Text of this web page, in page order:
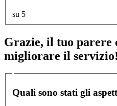
su 5
Grazie, il tuo parere
migliorare il servizio!
Quali sono stati gli